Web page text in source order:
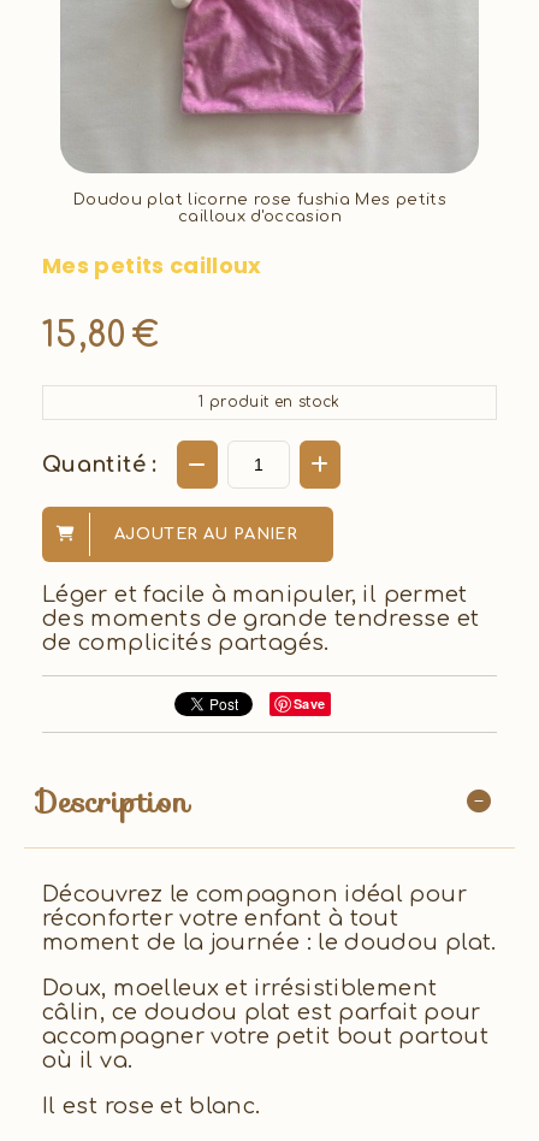
Doudou plat licorne rose fushia Mes petits
cailloux d'occasion
Mes petits cailloux
15,80 €
1 produit en stock
Quantité :
AJOUTER AU PANIER
Léger et facile à manipuler, il permet
des moments de grande tendresse et
de complicités partagés.
Save
Description
Découvrez le compagnon idéal pour
réconforter votre enfant à tout
moment de la journée : le doudou plat.
Doux, moelleux et irrésistiblement
câlin, ce doudou plat est parfait pour
accompagner votre petit bout partout
où il va.
Il est rose et blanc.